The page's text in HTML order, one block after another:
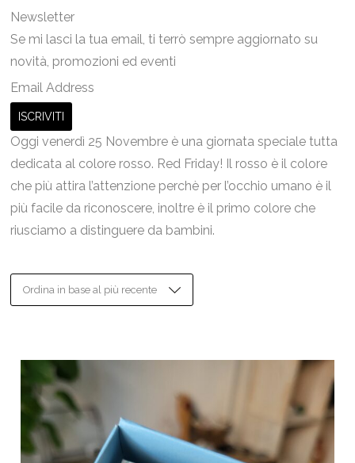
Newsletter
Se mi lasci la tua email, ti terrò sempre aggiornato su
novità, promozioni ed eventi
Email Address
Oggi venerdì 25 Novembre è una giornata speciale tutta
dedicata al colore rosso. Red Friday! Il rosso è il colore
che più attira l’attenzione perchè per l’occhio umano è il
più facile da riconoscere, inoltre è il primo colore che
riusciamo a distinguere da bambini.